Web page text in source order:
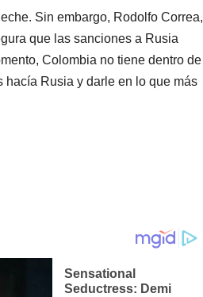
Sin embargo, Rodolfo Correa,
que las sanciones a Rusia
Colombia no tiene dentro de
Rusia y darle en lo que más